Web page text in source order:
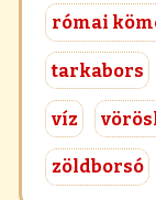
római
tarkabors
víz
zöldborsó